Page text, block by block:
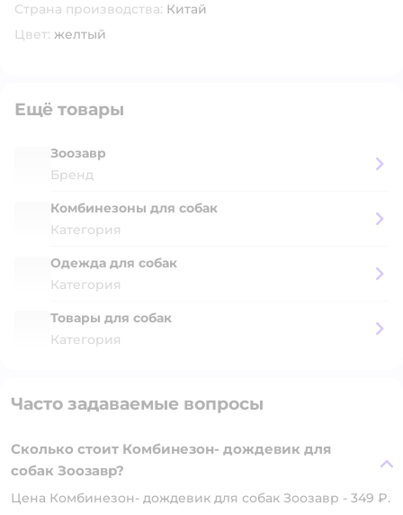
Страна производства: Китай
Цвет: желтый
Ещё товары
Зоозавр
Бренд
Комбинезоны для собак
Категория
Одежда для собак
Категория
Товары для собак
Категория
Часто задаваемые вопросы
Сколько стоит Комбинезон- дождевик для
собак Зоозавр?
Цена Комбинезон- дождевик для собак Зоозавр - 349 ₽.